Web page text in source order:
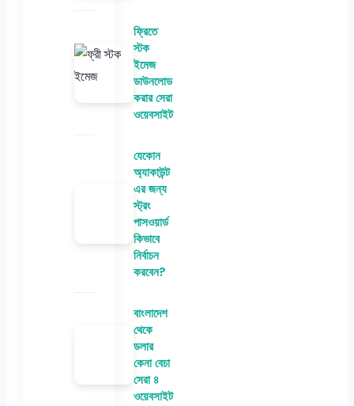
ফ্রিতে
স্টক
ইমেজ
ডাউনলোড
করার সেরা
ওয়েবসাইট
যেকোন
অ্যাকাউন্ট
এর জন্য
স্ট্রং
পাসওয়ার্ড
কিভাবে
নির্বাচন
করবেন?
বাংলাদেশ
থেকে
ডলার
কেনা বেচা
সেরা ৪
ওয়েবসাইট